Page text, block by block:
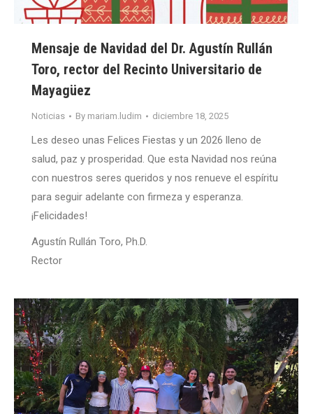
Mensaje de Navidad del Dr. Agustín Rullán
Toro, rector del Recinto Universitario de
Mayagüez
Noticias By mariam.ludim diciembre 18, 2025
Les deseo unas Felices Fiestas y un 2026 lleno de
salud, paz y prosperidad. Que esta Navidad nos reúna
con nuestros seres queridos y nos renueve el espíritu
para seguir adelante con firmeza y esperanza.
¡Felicidades!
Agustín Rullán Toro, Ph.D.
Rector